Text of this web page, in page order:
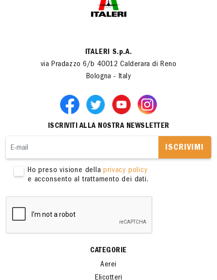
ITALERI S.p.A.
via Pradazzo 6/b 40012 Calderara di Reno
Bologna - Italy
ISCRIVITI ALLA NOSTRA NEWSLETTER
ISCRIVIMI
Ho preso visione dellaprivacy policy
e acconsento al trattamento dei dati.
CATEGORIE
Aerei
Elicotteri